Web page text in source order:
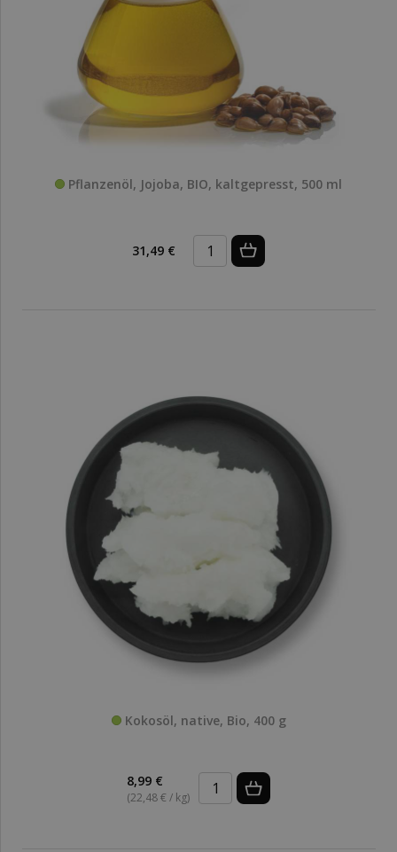
Pflanzenöl, Jojoba, BIO, kaltgepresst, 500 ml
31,49 €
Kokosöl, native, Bio, 400 g
8,99 €
(22,48 € / kg)